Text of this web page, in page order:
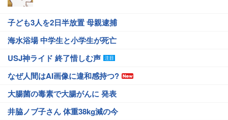
子ども3人を2日半放置 母親逮捕
海水浴場 中学生と小学生が死亡
USJ神ライド 終了惜しむ声
なぜ人間はAI画像に違和感持つ?
大腸菌の毒素で大腸がんに 発表
井脇ノブ子さん 体重38kg減の今